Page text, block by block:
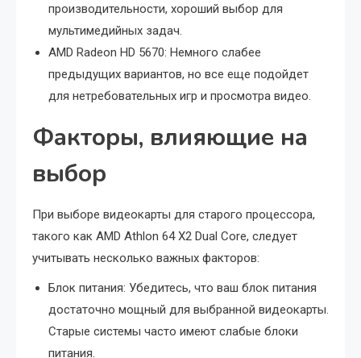
производительности, хороший выбор для
мультимедийных задач.
AMD Radeon HD 5670: Немного слабее
предыдущих вариантов, но все еще подойдет
для нетребовательных игр и просмотра видео.
Факторы, влияющие на
выбор
При выборе видеокарты для старого процессора,
такого как AMD Athlon 64 X2 Dual Core, следует
учитывать несколько важных факторов:
Блок питания: Убедитесь, что ваш блок питания
достаточно мощный для выбранной видеокарты.
Старые системы часто имеют слабые блоки
питания.